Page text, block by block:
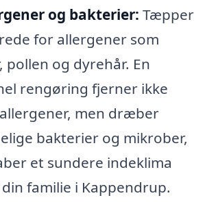
og bakterier: Tæpper
for allergener som
pollen og dyrehår. En
rengøring fjerner ikke
men dræber
bakterier og mikrober,
et sundere indeklima
familie i Kappendrup.